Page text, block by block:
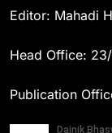
Editor: Mahadi
Head Office:
Publication